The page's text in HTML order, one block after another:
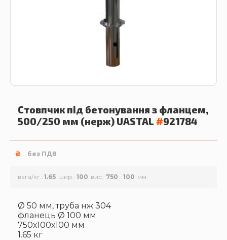
Стовпчик під бетонування з фланцем,
500/250 мм (нерж) UASTAL #921784
₴ без ПДВ
вага/кг. 1.65 шир. 100 вис. 750 100
Ø 50 мм, труба нж 304
фланець Ø 100 мм
750х100х100 мм
1.65 кг